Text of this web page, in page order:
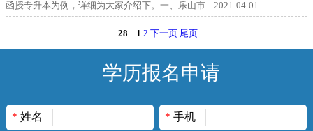
函授专升本为例，详细为大家介绍下。一、乐山市... 2021-04-01
28 1 2 下一页 尾页
学历报名申请
* 姓名 * 手机